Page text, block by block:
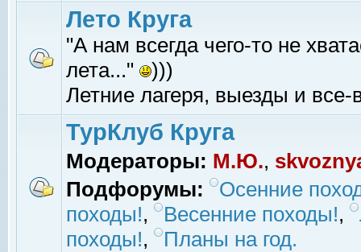
Лето Круга
"А нам всегда чего-то не
лета..."
)))
Летние лагеря, выезды и все-
ТурКлуб Круга
Модераторы: М.Ю.,
Подфорумы:
Осенние
походы!, Весенние походы!,
походы!, Планы на год.